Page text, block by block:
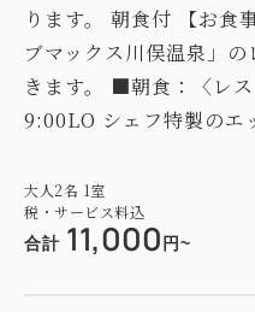
ります。 朝食付 【お食
ブマックス川俣温泉」
きます。 ■朝食：〈レ
9:00LO シェフ特製のエ
大人2名 1室
税・サービス料込
合計 11,000 円~